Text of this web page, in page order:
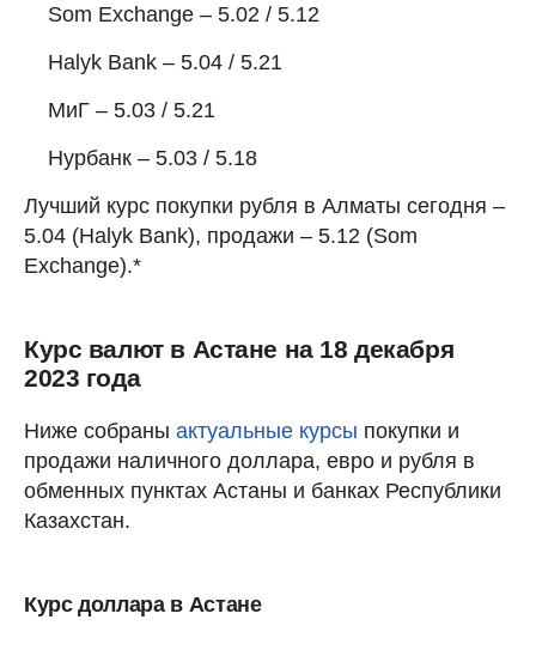
Som Exchange – 5.02 / 5.12
Halyk Bank – 5.04 / 5.21
МиГ – 5.03 / 5.21
Нурбанк – 5.03 / 5.18
Лучший курс покупки рубля в Алматы сегодня –
5.04 (Halyk Bank), продажи – 5.12 (Som
Exchange).*
Курс валют в Астане на 18 декабря
2023 года
Ниже собраны актуальные курсы покупки и
продажи наличного доллара, евро и рубля в
обменных пунктах Астаны и банках Республики
Казахстан.
Курс доллара в Астане